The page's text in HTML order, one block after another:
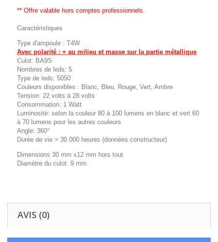
** Offre valable hors comptes professionnels.
Caractéristiques
Type d'ampoule : T4W
Avec polarité : + au milieu et masse sur la partie métallique
Culot: BA9S
Nombres de leds: 5
Type de leds: 5050
Couleurs disponibles : Blanc, Bleu, Rouge, Vert, Ambre
Tension: 22 volts à 28 volts
Consommation: 1 Watt
Luminosité: selon la couleur 80 à 100 lumens en blanc et vert 60
à 70 lumens pour les autres couleurs
Angle: 360°
Durée de vie > 30 000 heures (données constructeur)
Dimensions 30 mm x12 mm hors tout
Diamètre du culot: 9 mm
AVIS (0)